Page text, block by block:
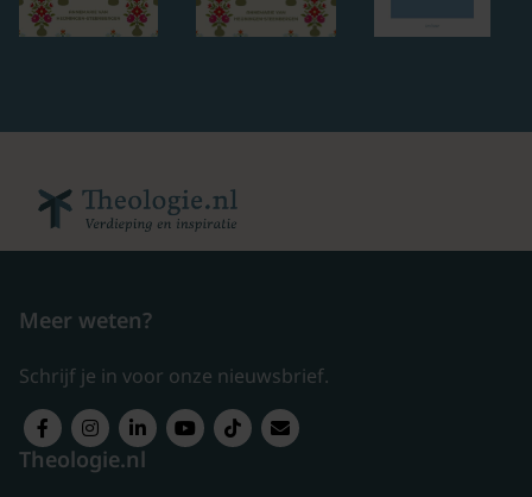
Meer weten?
Schrijf je in voor onze nieuwsbrief.
Theologie.nl